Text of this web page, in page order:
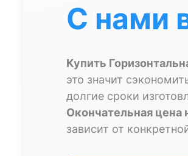
С нами
Купить
это значит
долгие сроки
Окончательная цена
зависит от